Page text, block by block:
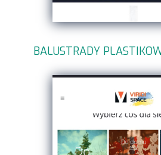
BALUSTRADY